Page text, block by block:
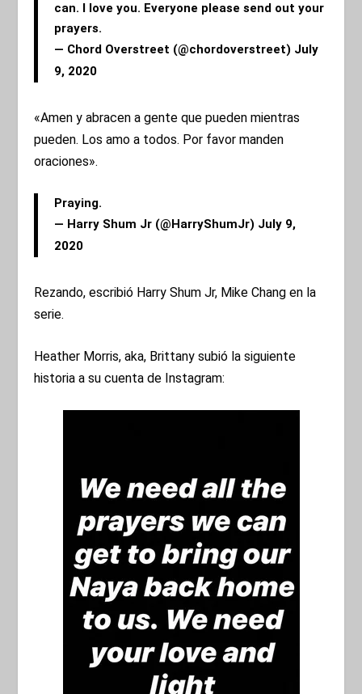
can. I love you. Everyone please send out your
prayers.
— Chord Overstreet (@chordoverstreet) July
9, 2020
«Amen y abracen a gente que pueden mientras
pueden. Los amo a todos. Por favor manden
oraciones».
Praying.
— Harry Shum Jr (@HarryShumJr) July 9,
2020
Rezando, escribió Harry Shum Jr, Mike Chang en la
serie.
Heather Morris, aka, Brittany subió la siguiente
historia a su cuenta de Instagram: